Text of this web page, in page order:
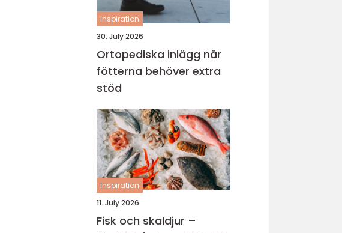
inspiration
30. July 2026
Ortopediska inlägg när
fötterna behöver extra
stöd
inspiration
11. July 2026
Fisk och skaldjur –